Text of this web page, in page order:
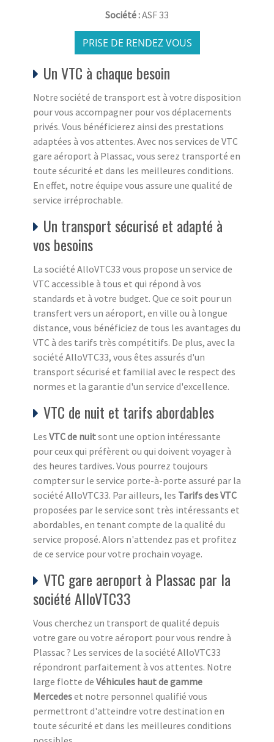
Société :ASF 33
PRISE DE RENDEZ VOUS
Un VTC à chaque besoin
Notre société de transport est à votre disposition
pour vous accompagner pour vos déplacements
privés. Vous bénéficierez ainsi des prestations
adaptées à vos attentes. Avec nos services de VTC
gare aéroport à Plassac, vous serez transporté en
toute sécurité et dans les meilleures conditions.
En effet, notre équipe vous assure une qualité de
service irréprochable.
Un transport sécurisé et adapté à
vos besoins
La société AlloVTC33 vous propose un service de
VTC accessible à tous et qui répond à vos
standards et à votre budget. Que ce soit pour un
transfert vers un aéroport, en ville ou à longue
distance, vous bénéficiez de tous les avantages du
VTC à des tarifs très compétitifs. De plus, avec la
société AlloVTC33, vous êtes assurés d'un
transport sécurisé et familial avec le respect des
normes et la garantie d'un service d'excellence.
VTC de nuit et tarifs abordables
Les VTC de nuitsont une option intéressante
pour ceux qui préfèrent ou qui doivent voyager à
des heures tardives. Vous pourrez toujours
compter sur le service porte-à-porte assuré par la
société AlloVTC33. Par ailleurs, les Tarifs des VTC
proposées par le service sont très intéressants et
abordables, en tenant compte de la qualité du
service proposé. Alors n'attendez pas et profitez
de ce service pour votre prochain voyage.
VTC gare aeroport à Plassac par la
société AlloVTC33
Vous cherchez un transport de qualité depuis
votre gare ou votre aéroport pour vous rendre à
Plassac ? Les services de la société AlloVTC33
répondront parfaitement à vos attentes. Notre
large flotte de Véhicules haut de gamme
Mercedeset notre personnel qualifié vous
permettront d'atteindre votre destination en
toute sécurité et dans les meilleures conditions